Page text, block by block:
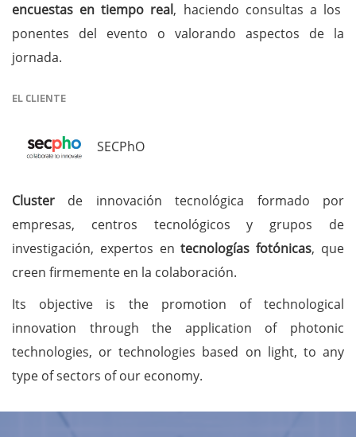
encuestas en tiempo real, haciendo consultas a los
ponentes del evento o valorando aspectos de la
jornada.
EL CLIENTE
SECPhO
Cluster de innovación tecnológica formado por
empresas, centros tecnológicos y grupos de
investigación, expertos entecnologías fotónicas, que
creen firmemente en la colaboración.
Its objective is the promotion of technological
innovation through the application of photonic
technologies, or technologies based on light, to any
type of sectors of our economy.